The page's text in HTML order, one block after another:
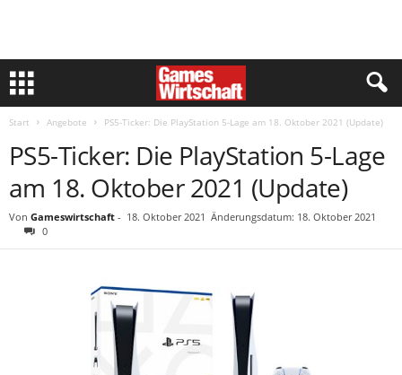
Start Angebote PS5-Ticker: Die PlayStation 5-Lage am 18. Oktober 2021 (Update)
PS5-Ticker: Die PlayStation 5-Lage
am 18. Oktober 2021 (Update)
Von Gameswirtschaft - 18. Oktober 2021 Änderungsdatum: 18. Oktober 2021
0